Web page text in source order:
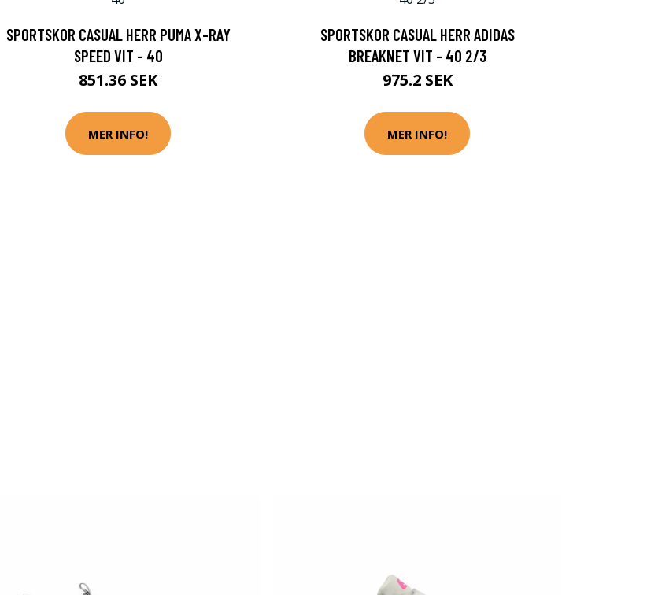
SPORTSKOR CASUAL HERR PUMA X-RAY
SPEED VIT - 40
851.36 SEK
MER INFO!
SPORTSKOR CASUAL HERR ADIDAS
BREAKNET VIT - 40 2/3
975.2 SEK
MER INFO!